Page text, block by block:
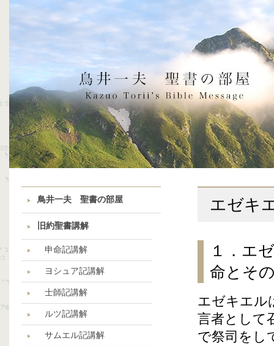
鳥井一夫 聖書の部屋
旧約聖書講解
申命記講解
ヨシュア記講解
士師記講解
ルツ記講解
サムエル記講解
エゼキ
１．エ
命とそ
エゼキエル
言者として
で祭司をし